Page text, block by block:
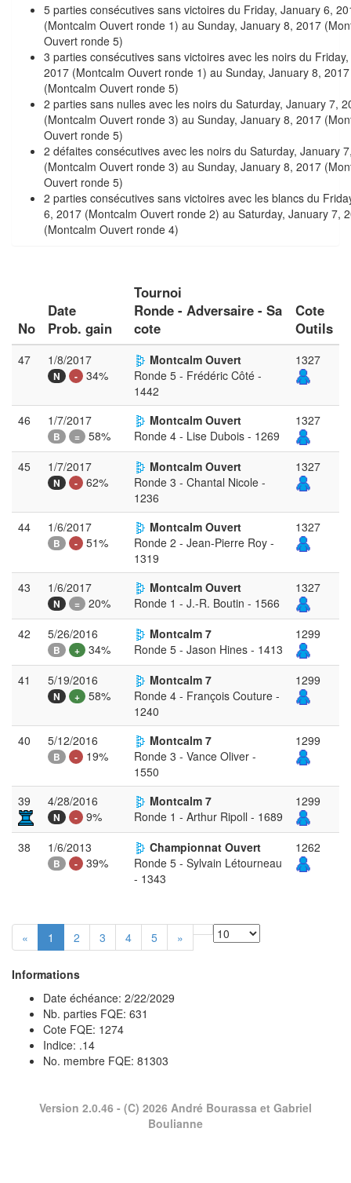
5 parties consécutives sans victoires du Friday, January 6,
(Montcalm Ouvert ronde 1) au Sunday, January 8, 2017
Ouvert ronde 5)
3 parties consécutives sans victoires avec les noirs du
2017 (Montcalm Ouvert ronde 1) au Sunday, January 8, 2017
(Montcalm Ouvert ronde 5)
2 parties sans nulles avec les noirs du Saturday, January 7,
(Montcalm Ouvert ronde 3) au Sunday, January 8, 2017
Ouvert ronde 5)
2 défaites consécutives avec les noirs du Saturday, January
(Montcalm Ouvert ronde 3) au Sunday, January 8, 2017
Ouvert ronde 5)
2 parties consécutives sans victoires avec les blancs du
6, 2017 (Montcalm Ouvert ronde 2) au Saturday, January 7,
(Montcalm Ouvert ronde 4)
No
Date
Prob. gain
Tournoi
Ronde - Adversaire - Sa
cote
Cote
Outils
47 1/8/2017
N - 34%
Montcalm Ouvert
Ronde 5 - Frédéric Côté -
1442
1327
46 1/7/2017
B = 58%
Montcalm Ouvert
Ronde 4 - Lise Dubois - 1269
1327
45 1/7/2017
N - 62%
Montcalm Ouvert
Ronde 3 - Chantal Nicole -
1236
1327
44 1/6/2017
B - 51%
Montcalm Ouvert
Ronde 2 - Jean-Pierre Roy -
1319
1327
43 1/6/2017
N = 20%
Montcalm Ouvert
Ronde 1 - J.-R. Boutin - 1566
1327
42 5/26/2016
B + 34%
Montcalm 7
Ronde 5 - Jason Hines - 1413
1299
41 5/19/2016
N + 58%
Montcalm 7
Ronde 4 - François Couture -
1240
1299
40 5/12/2016
B - 19%
Montcalm 7
Ronde 3 - Vance Oliver -
1550
1299
39 4/28/2016
N - 9%
Montcalm 7
Ronde 1 - Arthur Ripoll - 1689
1299
38 1/6/2013
B - 39%
Championnat Ouvert
Ronde 5 - Sylvain Létourneau
- 1343
1262
« 1 2 3 4 5 »
Informations
Date échéance: 2/22/2029
Nb. parties FQE: 631
Cote FQE: 1274
Indice: .14
No. membre FQE: 81303
Version 2.0.46 - (C) 2026 André Bourassa et Gabriel
Boulianne